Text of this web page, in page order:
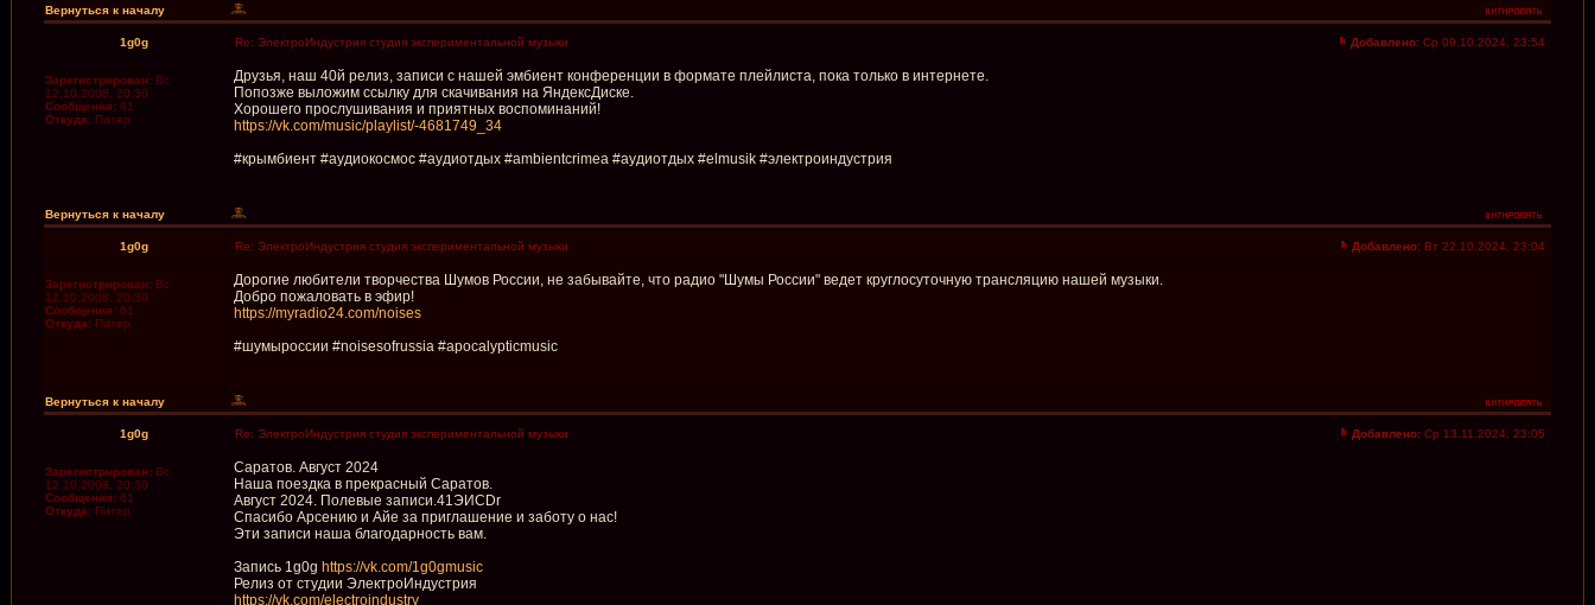
Вернуться к началу
1g0g Re: ЭлектроИндустрия студия экспериментальной музыки Добавлено: Ср 09.10.2024, 23:54
Зарегистрирован: Вс
12.10.2008, 20:30
Сообщения: 61
Откуда: Питер
Друзья, наш 40й релиз, записи с нашей эмбиент конференции в формате плейлиста, пока только в интернете.
Попозже выложим ссылку для скачивания на ЯндексДиске.
Хорошего прослушивания и приятных воспоминаний!
https://vk.com/music/playlist/-4681749_34
#крымбиент #аудиокосмос #аудиотдых #ambientcrimea #аудиотдых #elmusik #электроиндустрия
Вернуться к началу
1g0g Re: ЭлектроИндустрия студия экспериментальной музыки Добавлено: Вт 22.10.2024, 23:04
Зарегистрирован: Вс
12.10.2008, 20:30
Сообщения: 61
Откуда: Питер
Дорогие любители творчества Шумов России, не забывайте, что радио "Шумы России" ведет круглосуточную трансляцию нашей музыки.
Добро пожаловать в эфир!
https://myradio24.com/noises
#шумыроссии #noisesofrussia #apocalypticmusic
Вернуться к началу
1g0g Re: ЭлектроИндустрия студия экспериментальной музыки Добавлено: Ср 13.11.2024, 23:05
Зарегистрирован: Вс
12.10.2008, 20:30
Сообщения: 61
Откуда: Питер
Саратов. Август 2024
Наша поездка в прекрасный Саратов.
Август 2024. Полевые записи.41ЭИСDr
Спасибо Арсению и Айе за приглашение и заботу о нас!
Эти записи наша благодарность вам.
Запись 1g0g https://vk.com/1g0gmusic
Релиз от студии ЭлектроИндустрия
https://vk.com/electroindustry